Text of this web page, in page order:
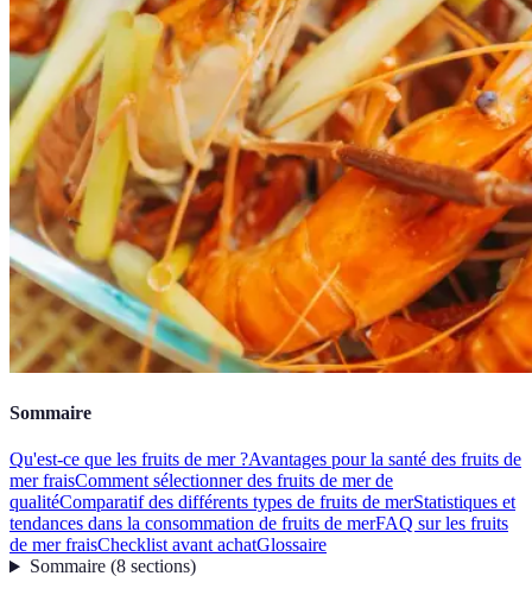
Sommaire
Qu'est-ce que les fruits de mer ?Avantages pour la santé des fruits de
mer fraisComment sélectionner des fruits de mer de
qualitéComparatif des différents types de fruits de merStatistiques et
tendances dans la consommation de fruits de merFAQ sur les fruits
de mer fraisChecklist avant achatGlossaire
Sommaire(8 sections)